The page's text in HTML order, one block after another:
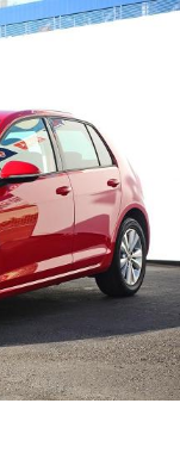
設定中
ディアポリシー